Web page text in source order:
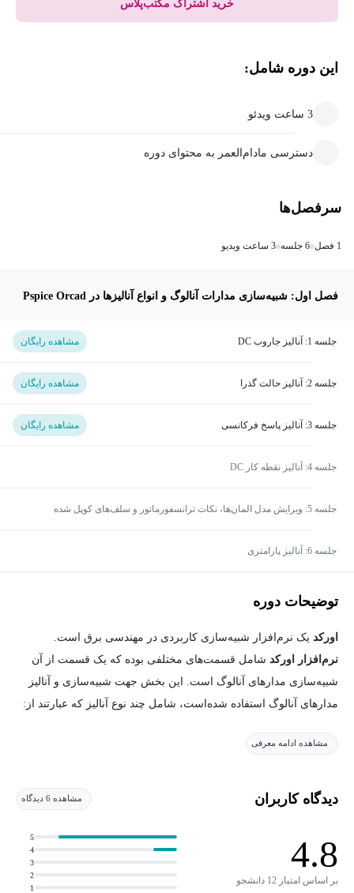
خرید اشتراک مکتب‌پلاس
این دوره شامل:
3 ساعت ویدئو
دسترسی مادام‌العمر به محتوای دوره
سرفصل‌ها
1 فصل 6 جلسه 3 ساعت ویدیو
فصل اول: شبیه‌سازی مدارات آنالوگ و انواع آنالیزها در Pspice Orcad
جلسه 1: آنالیز جاروب DC مشاهده رایگان
جلسه 2: آنالیز حالت گذرا مشاهده رایگان
جلسه 3: آنالیز پاسخ فرکانسی مشاهده رایگان
جلسه 4: آنالیز نقطه کار DC
جلسه 5: ویرایش مدل المان‌ها، نکات ترانسفورماتور و سلف‌های کوپل شده
جلسه 6: آنالیز پارامتری
توضیحات دوره
اورکد یک نرم‌افزار شبیه‌سازی کاربردی در مهندسی برق است.
نرم‌افزار اورکد شامل قسمت‌های مختلفی بوده که یک قسمت از آن‌
شبیه‌سازی مدارهای آنالوگ است. این بخش جهت شبیه‌سازی و آنالیز
مدارهای آنالوگ استفاده شده‌است، شامل چند نوع آنالیز که عبارتند از:
نا‌متغیر با زمان است
تفاوت که در این آنالیز مقدار منبع DC مدار را می‌توان در یک بازه‌ی
مشخص تغییر داد و اثر تغییرات آن بر پارامترهای مدار را بررسی کرد.
مشاهده ادامه معرفی
دیدگاه کاربران مشاهده 6 دیدگاه
4.8
بر اساس امتیاز 12 دانشجو
1
2
3
4
5